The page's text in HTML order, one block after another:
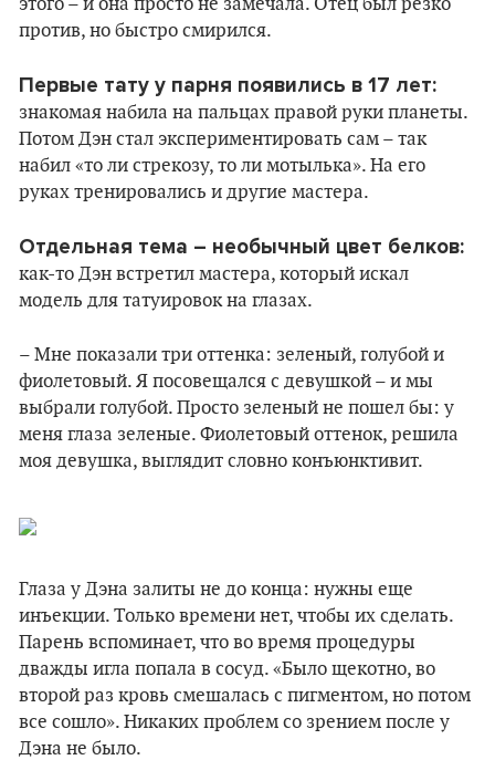
этого – и она просто не замечала. Отец был резко
против, но быстро смирился.
Первые тату у парня появились в 17 лет:
знакомая набила на пальцах правой руки планеты.
Потом Дэн стал экспериментировать сам – так
набил «то ли стрекозу, то ли мотылька». На его
руках тренировались и другие мастера.
Отдельная тема – необычный цвет белков:
как-то Дэн встретил мастера, который искал
модель для татуировок на глазах.
– Мне показали три оттенка: зеленый, голубой и
фиолетовый. Я посовещался с девушкой – и мы
выбрали голубой. Просто зеленый не пошел бы: у
меня глаза зеленые. Фиолетовый оттенок, решила
моя девушка, выглядит словно конъюнктивит.
Глаза у Дэна залиты не до конца: нужны еще
инъекции. Только времени нет, чтобы их сделать.
Парень вспоминает, что во время процедуры
дважды игла попала в сосуд. «Было щекотно, во
второй раз кровь смешалась с пигментом, но потом
все сошло». Никаких проблем со зрением после у
Дэна не было.